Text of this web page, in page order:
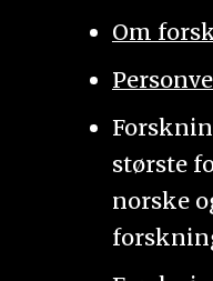
Om
største
norske